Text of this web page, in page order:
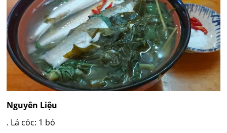
Nguyên Liệu
. Lá cóc: 1 bó